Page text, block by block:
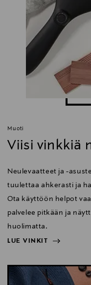
Muoti
Viisi vinkkiä
Neulevaatteet ja -
tuulettaa ahkerasti ja
Ota käyttöön helpot
palvelee pitkään ja
huolimatta.
LUE VINKIT
LUE VINKIT